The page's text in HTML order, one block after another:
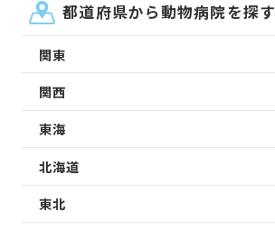
都道府県から動物病院を探す
関東
関西
東海
北海道
東北